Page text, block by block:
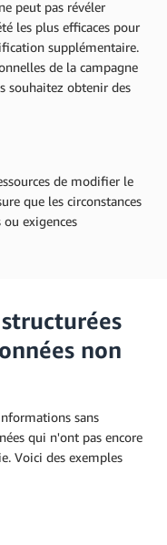
peut pas révéler
les plus efficaces pour
supplémentaire.
de la campagne
souhaitez obtenir des
de modifier le
que les circonstances
exigences
non
sans
qui n'ont pas encore
Voici des exemples